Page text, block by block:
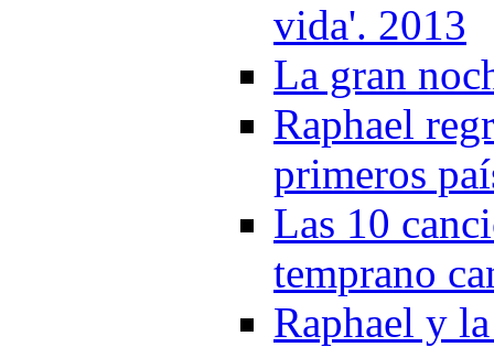
vida'. 2013
La gran
Raphael
primeros
Las 10
temprano
Raphael y